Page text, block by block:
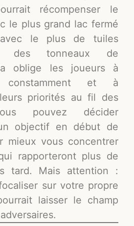
récompenser le
le plus grand lac fermé
le plus de tuiles
des tonneaux de
oblige les joueurs à
constamment et à
priorités au fil des
pouvez décider
objectif en début de
mieux vous concentrer
rapporteront plus de
tard. Mais attention :
sur votre propre
laisser le champ